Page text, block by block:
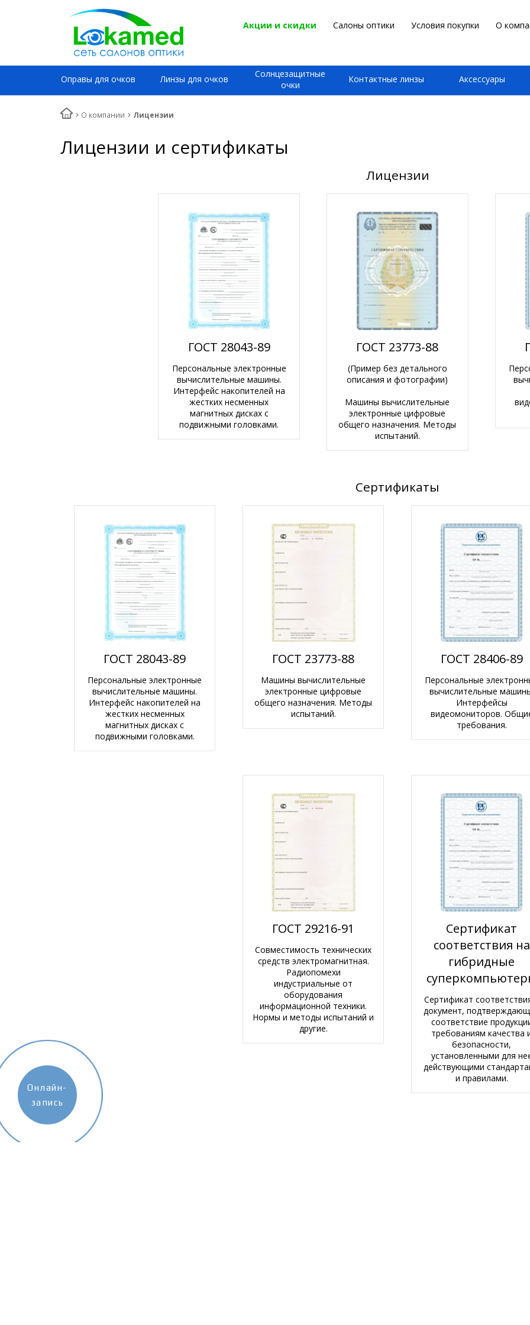
Акции и скидки Салоны оптики Условия покупки О
Оправы для очков Линзы для очков
Солнцезащитные
очки
Контактные линзы Аксессуары
О компании Лицензии
Лицензии и сертификаты
Лицензии
ГОСТ 28043-89
Персональные электронные
вычислительные машины.
Интерфейс накопителей на
жестких несменных
магнитных дисках с
подвижными головками.
ГОСТ 23773-88
(Пример без детального
описания и фотографии)
Машины вычислительные
электронные цифровые
общего назначения. Методы
испытаний.
Сертификаты
ГОСТ 28043-89
Персональные электронные
вычислительные машины.
Интерфейс накопителей на
жестких несменных
магнитных дисках с
подвижными головками.
ГОСТ 23773-88
Машины вычислительные
электронные цифровые
общего назначения. Методы
испытаний.
ГОСТ 28406-89
Персональные
вычислительные
Интерфейсы
видеомониторов.
требования.
ГОСТ 29216-91
Совместимость технических
средств электромагнитная.
Радиопомехи
индустриальные от
оборудования
информационной техники.
Нормы и методы испытаний и
другие.
Сертификат
соответствия на
гибридные
Сертификат
документ,
соответствие
требованиям качества
безопасности,
установленными для
действующими
и правилами.
Онлайн-
запись